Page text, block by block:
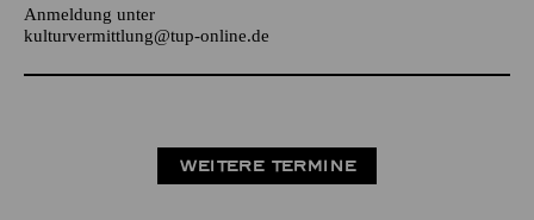
Anmeldung unter
kulturvermittlung@tup-online.de
WEITERE TERMINE